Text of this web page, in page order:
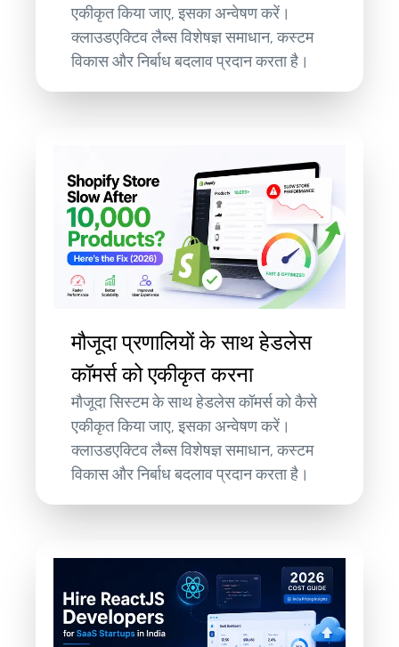
एकीकृत किया जाए, इसका अन्वेषण करें।
क्लाउडएक्टिव लैब्स विशेषज्ञ समाधान, कस्टम
विकास और निर्बाध बदलाव प्रदान करता है।
मौजूदा प्रणालियों के साथ हेडलेस
कॉमर्स को एकीकृत करना
मौजूदा सिस्टम के साथ हेडलेस कॉमर्स को कैसे
एकीकृत किया जाए, इसका अन्वेषण करें।
क्लाउडएक्टिव लैब्स विशेषज्ञ समाधान, कस्टम
विकास और निर्बाध बदलाव प्रदान करता है।